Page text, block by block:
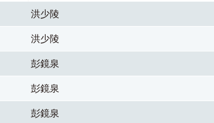
洪少陵
洪少陵
彭鏡泉
彭鏡泉
彭鏡泉